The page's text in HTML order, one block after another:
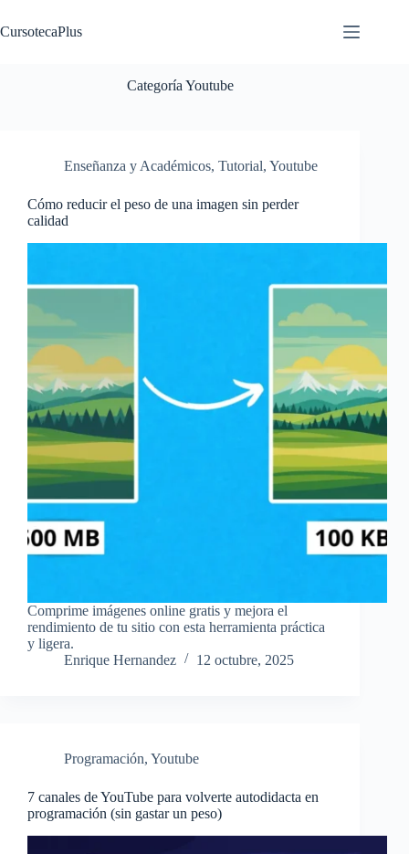
al
contenido
CursotecaPlus
Categoría Youtube
Enseñanza y Académicos, Tutorial, Youtube
Cómo reducir el peso de una imagen sin perder
calidad
Comprime imágenes online gratis y mejora el
rendimiento de tu sitio con esta herramienta práctica
y ligera.
Enrique Hernandez
12 octubre, 2025
Programación, Youtube
7 canales de YouTube para volverte autodidacta en
programación (sin gastar un peso)